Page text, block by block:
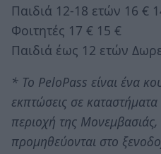
Παιδιά 12-18 ετών 16 €
Φοιτητές 17 € 15 €
Παιδιά έως 12 ετών
* To PeloPass είναι ένα
εκπτώσεις σε
περιοχή της Μονεμβασιάς,
προμηθεύονται στο